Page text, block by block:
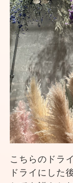
こちらのドラ
ドライにした